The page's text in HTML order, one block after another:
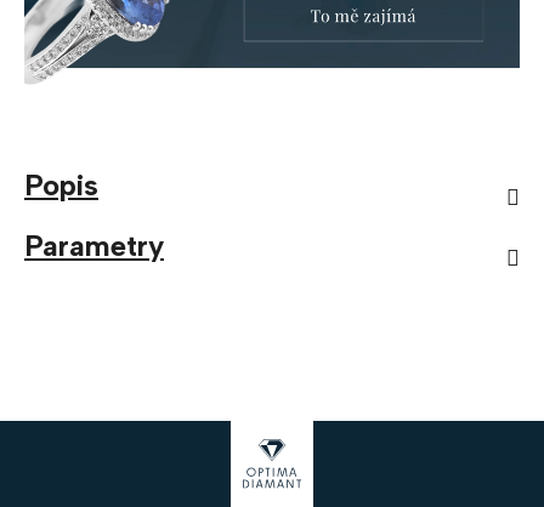
Popis
Parametry